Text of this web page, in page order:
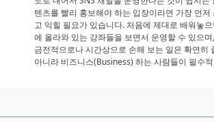
텐츠를 빨리 홍보해야 하는 입장이라면 가장 먼
고 익힐 필요가 있습니다. 처음에 제대로 배워놓
에 올라와 있는 강좌들을 보면서 운영할 수 있으
금전적으로나 시간상으로 손해 보는 일은 확연히
아니라 비즈니스(Business) 하는 사람들이 필수